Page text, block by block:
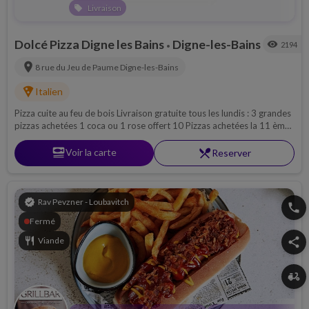
local_offer Livraison
Dolcé Pizza Digne les Bains • Digne-les-Bains visibility 2194
location_on 8 rue du Jeu de Paume Digne-les-Bains
local_pizzaItalien
Pizza cuite au feu de bois Livraison gratuite tous les lundis : 3 grandes
pizzas achetées 1 coca ou 1 rose offert 10 Pizzas achetées la 11 ème
gratuite*
set_mealVoir la carte restaurant_menuReserver
verified Rav Pevzner - Loubavitch
Fermé
restaurant Viande
phone
share
delivery_dining